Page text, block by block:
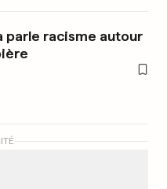
parle racisme autour